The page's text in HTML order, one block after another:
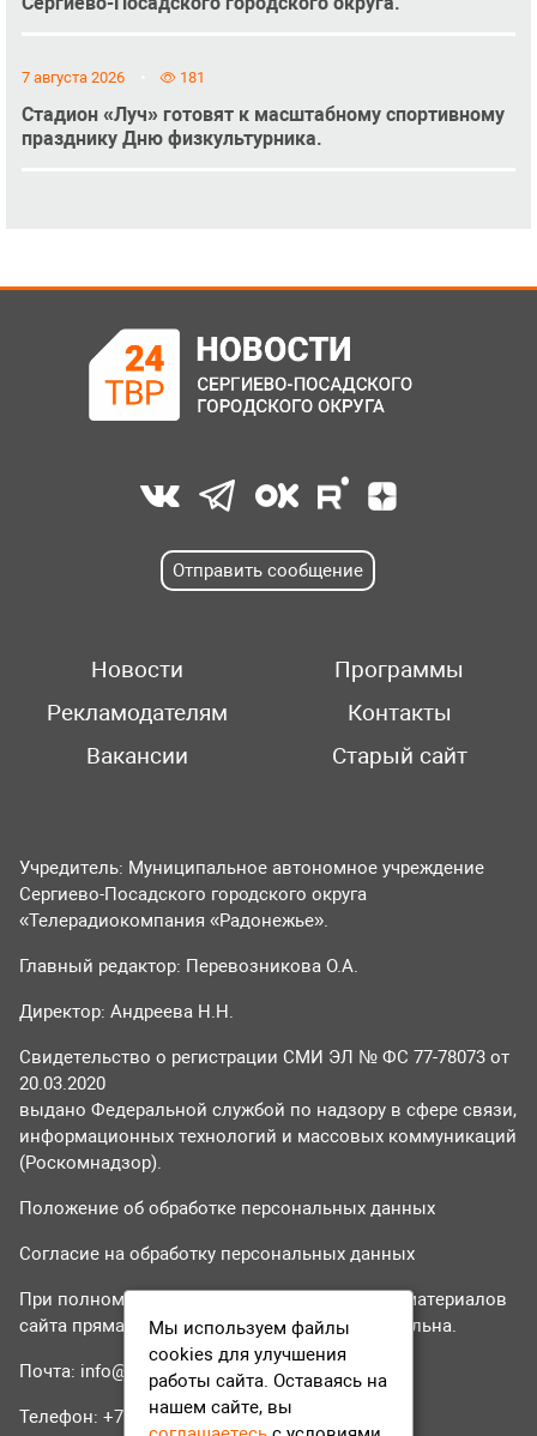
7 августа 2026 181
Стадион «Луч» готовят к масштабному спортивному
празднику Дню физкультурника.
Отправить сообщение
Новости
Программы
Рекламодателям
Контакты
Вакансии
Старый сайт
Учредитель: Муниципальное автономное учреждение
Сергиево-Посадского городского округа
«Телерадиокомпания «Радонежье».
Главный редактор: Перевозникова О.А.
Директор: Андреева Н.Н.
Свидетельство о регистрации СМИ ЭЛ № ФС 77-78073 от
20.03.2020
выдано Федеральной службой по надзору в сфере связи,
информационных технологий и массовых коммуникаций
(Роскомнадзор).
Положение об обработке персональных данных
Согласие на обработку персональных данных
При полном или частичном использовании материалов
сайта прямая гиперссылка на tvr24.tv обязательна.
Почта: info@tvr24.tv
Телефон: +7 (496) 551-04-95
Мы используем файлы
cookies для улучшения
работы сайта. Оставаясь на
нашем сайте, вы